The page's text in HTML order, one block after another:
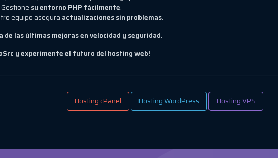
Gestione su entorno PHP fácilmente.
equipo asegura actualizaciones sin problemas.
de las últimas mejoras en velocidad y seguridad.
y experimente el futuro del hosting web!
Hosting cPanel Hosting WordPress Hosting VPS